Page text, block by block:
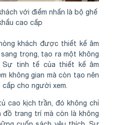
với điểm nhấn là bộ ghế
cao cấp
khách được thiết kế âm
trọng, tạo ra một không
Sự tinh tế của thiết kế âm
không gian mà còn tạo nên
cho người xem.
cao kịch trần, đó không chỉ
trang trí mà còn là không